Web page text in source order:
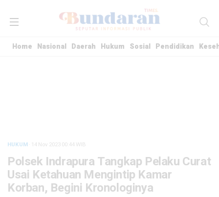
Home Nasional Daerah Hukum Sosial Pendidikan
HUKUM · 14 Nov 202300:44 WIB
Polsek Indrapura Tangkap Pelaku Curat
Usai Ketahuan Mengintip Kamar
Korban, Begini Kronologinya